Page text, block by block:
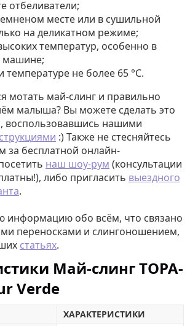
отбеливатели;
месте или в сушильной
на деликатном режиме;
температур, особенно в
машине;
температуре не более 65 °C.
мотать май-слинг и правильно
малыша? Вы можете сделать это
воспользовавшись нашими
:) Также не стесняйтесь
за бесплатной онлайн-
наш шоу-рум (консультации
либо пригласить выездного
.
информацию обо всём, что связано
переносками и слингоношением,
статьях.
Май-слинг TOPA-
Verde
ХАРАКТЕРИСТИКИ